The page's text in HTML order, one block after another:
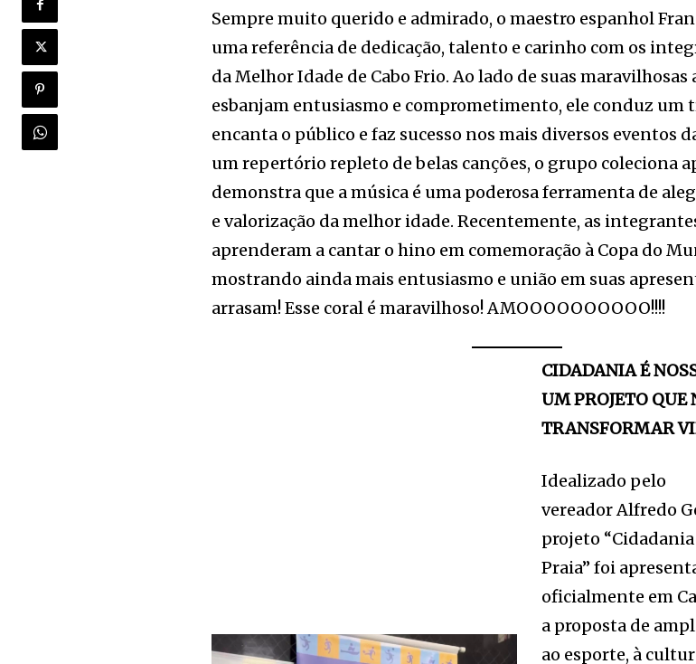
Sempre muito querido e admirado, o maestro espanhol
uma referência de dedicação, talento e carinho com os
da Melhor Idade de Cabo Frio. Ao lado de suas maravilhosas
esbanjam entusiasmo e comprometimento, ele conduz um
encanta o público e faz sucesso nos mais diversos eventos
um repertório repleto de belas canções, o grupo coleciona
demonstra que a música é uma poderosa ferramenta de
e valorização da melhor idade. Recentemente, as
aprenderam a cantar o hino em comemoração à Copa do
mostrando ainda mais entusiasmo e união em suas
arrasam! Esse coral é maravilhoso! AMOOOOOOOOOO!!!!
CIDADANIA É
UM PROJETO QUE
TRANSFORMAR
Idealizado pelo
vereador Alfredo
projeto “Cidadania
Praia” foi
oficialmente em
a proposta de
ao esporte, à